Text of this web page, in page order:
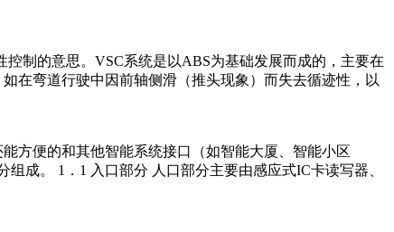
控制的意思。VSC系统是以ABS为基础发展而成的，主要在
在弯道行驶中因前轴侧滑（推头现象）而失去循迹性，以
方便的和其他智能系统接口（如智能大厦、智能小区
成。 1．1 入口部分 人口部分主要由感应式IC卡读写器、